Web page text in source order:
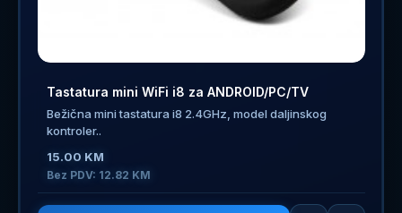
Tastatura mini WiFi i8 za ANDROID/PC/TV
Bežična mini tastatura i8 2.4GHz, model daljinskog
kontroler..
15.00 KM
Bez PDV: 12.82 KM